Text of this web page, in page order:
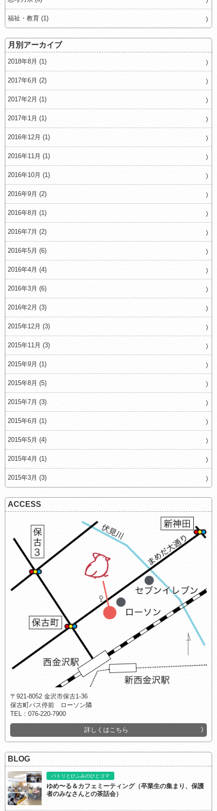
福祉・教育 (1)
月別アーカイブ
2018年8月 (1)
2017年6月 (2)
2017年2月 (1)
2017年1月 (1)
2016年12月 (1)
2016年11月 (1)
2016年10月 (1)
2016年9月 (2)
2016年8月 (1)
2016年7月 (2)
2016年5月 (6)
2016年4月 (4)
2016年3月 (6)
2016年2月 (3)
2015年12月 (3)
2015年11月 (3)
2015年9月 (1)
2015年8月 (5)
2015年7月 (3)
2015年6月 (1)
2015年5月 (4)
2015年4月 (1)
2015年3月 (3)
ACCESS
〒921-8052 金沢市保古1-36
保古町バス停前 ローソン隣
TEL：076-220-7900
詳しくはこちら
BLOG
パトリとひふみのひとコマ
ゆめ〜る＆カフェミーティング（卒業生の集まり、保護
者のみなさんとの茶話会）